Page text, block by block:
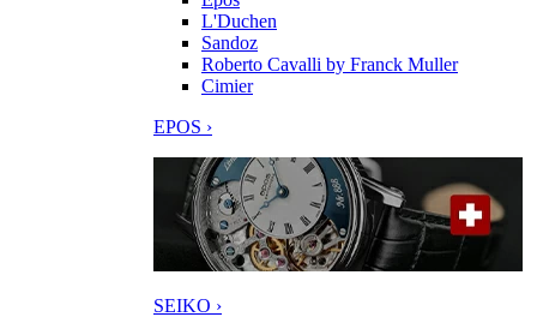
L'Duchen
Sandoz
Roberto Cavalli by Franck Muller
Cimier
EPOS ›
SEIKO ›